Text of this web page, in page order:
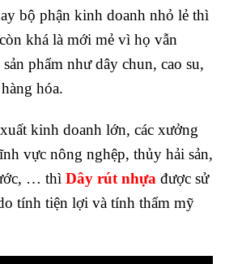
bộ phận kinh doanh nhỏ lẻ thì
khá là mới mẻ vì họ vẫn
phẩm như dây chun, cao su,
hóa.
kinh doanh lớn, các xưởng
vực nông nghệp, thủy hải sản,
… thì Dây rút nhựa được sử
tính tiện lợi và tính thẩm mỹ